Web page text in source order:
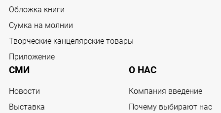
Обложка книги
Сумка на молнии
Творческие канцелярские товары
Приложение
СМИ
Новости
Выставка
О НАС
Компания введение
Почему выбирают нас